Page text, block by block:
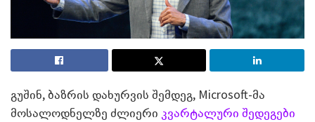
გუშინ, ბაზრის დახურვის შემდეგ, Microsoft-მა
მოსალოდნელზე ძლიერი კვარტალური შედეგები